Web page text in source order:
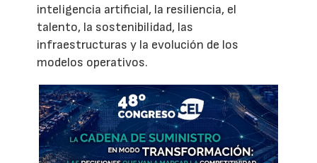
inteligencia artificial, la resiliencia, el
talento, la sostenibilidad, las
infraestructuras y la evolución de los
modelos operativos.